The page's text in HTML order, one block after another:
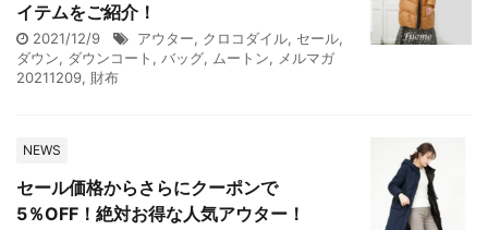
イテムをご紹介！
2021/12/9 アウター, クロコダイル, セール,
ダウン, ダウンコート , バッグ, ムートン, メルマガ
20211209, 財布
NEWS
セール価格からさらにクーポンで
5％OFF！絶対お得な人気アウター！